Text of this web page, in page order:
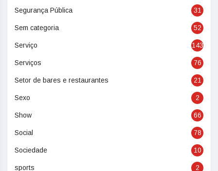
Segurança Pública 31
Sem categoria 52
Serviço 143
Serviços 76
Setor de bares e restaurantes 21
Sexo 2
Show 66
Social 78
Sociedade 10
sports 2